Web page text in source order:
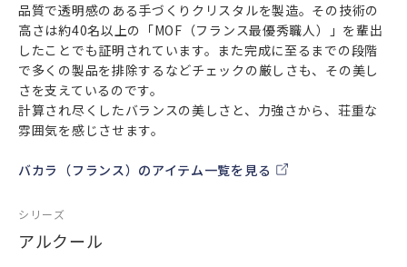
品質で透明感のある手づくりクリスタルを製造。その技術の
高さは約40名以上の「MOF（フランス最優秀職人）」を輩出
したことでも証明されています。また完成に至るまでの段階
で多くの製品を排除するなどチェックの厳しさも、その美し
さを支えているのです。
計算され尽くしたバランスの美しさと、力強さから、荘重な
雰囲気を感じさせます。
バカラ（フランス）のアイテム一覧を見る
シリーズ
アルクール